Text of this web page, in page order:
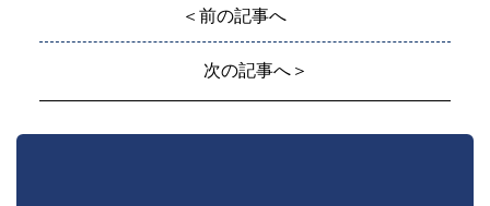
＜前の記事へ
次の記事へ＞